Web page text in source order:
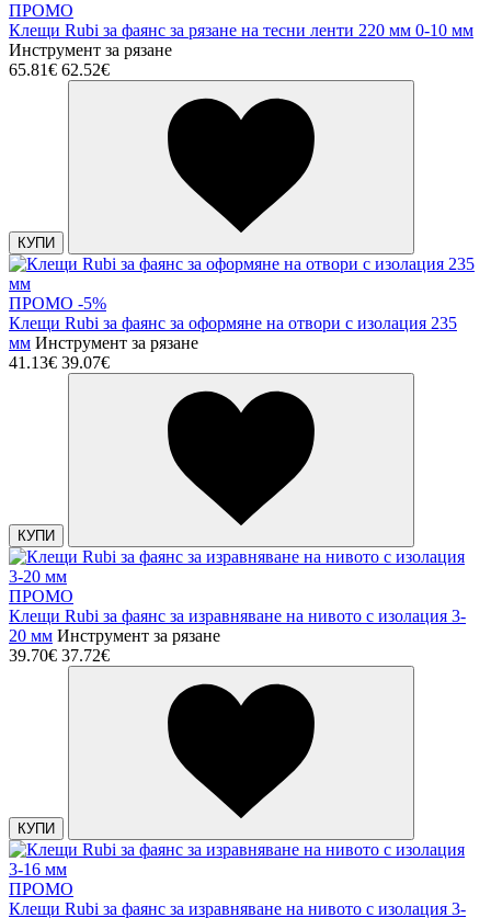
ПРОМО
Клещи Rubi за фаянс за рязане на тесни ленти 220 мм 0-10 мм
Инструмент за рязане
65.81€ 62.52€
КУПИ
ПРОМО -5%
Клещи Rubi за фаянс за оформяне на отвори с изолация 235
мм Инструмент за рязане
41.13€ 39.07€
КУПИ
ПРОМО
Клещи Rubi за фаянс за изравняване на нивото с изолация 3-
20 мм Инструмент за рязане
39.70€ 37.72€
КУПИ
ПРОМО
Клещи Rubi за фаянс за изравняване на нивото с изолация 3-